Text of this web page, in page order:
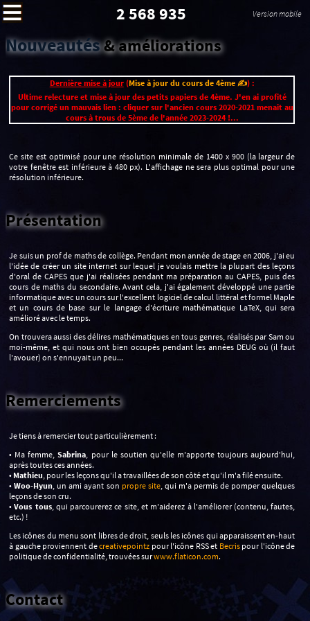
2 568 935 Version mobile
Nouveautés& améliorations
Dernière mise à jour(Mise à jour du cours de 4ème ✍️) :
Ultime relecture et mise à jour des petits papiers de 4ème. J'en ai profité
pour corrigé un mauvais lien : cliquer sur l'ancien cours 2020-2021 menait au
cours à trous de 5ème de l'année 2023-2024 !...
Ce site est optimisé pour une résolution minimale de 1400 x 900
. L'affichage ne sera plus optimal pour une
résolution inférieure.
Présentation
Je suis un prof de maths de collège. Pendant mon année de stage en 2006, j'ai eu
l'idée de créer un site internet sur lequel je voulais mettre la plupart des leçons
d'oral de CAPES que j'ai réalisées pendant ma préparation au CAPES, puis des
cours de maths du secondaire. Avant cela, j'ai également développé une partie
informatique avec un cours sur l'excellent logiciel de calcul littéral et formel Maple
et un cours de base sur le langage d'écriture mathématique LaTeX, qui sera
amélioré avec le temps.
On trouvera aussi des délires mathématiques en tous genres, réalisés par Sam ou
moi-même, et qui nous ont bien occupés pendant les années DEUG où (il faut
l'avouer) on s'ennuyait un peu...
Remerciements
Je tiens à remercier tout particulièrement :
• Ma femme,Sabrina, pour le soutien qu'elle m'apporte toujours aujourd'hui,
après toutes ces années.
• Mathieu, pour les leçons qu'il a travaillées de son côté et qu'il m'a filé ensuite.
•Woo-Hyun, un ami ayant son propre site, qui m'a permis de pomper quelques
leçons de son cru.
•Vous tous, qui parcourerez ce site, et m'aiderez à l'améliorer (contenu, fautes,
etc.) !
Les icônes du menu sont libres de droit, seuls les icônes qui apparaissent en-haut
à gauche proviennent decreativepointz pour l'icône RSS et Becrispour l'icône de
politique de confidentialité, trouvées surwww.flaticon.com.
Contact